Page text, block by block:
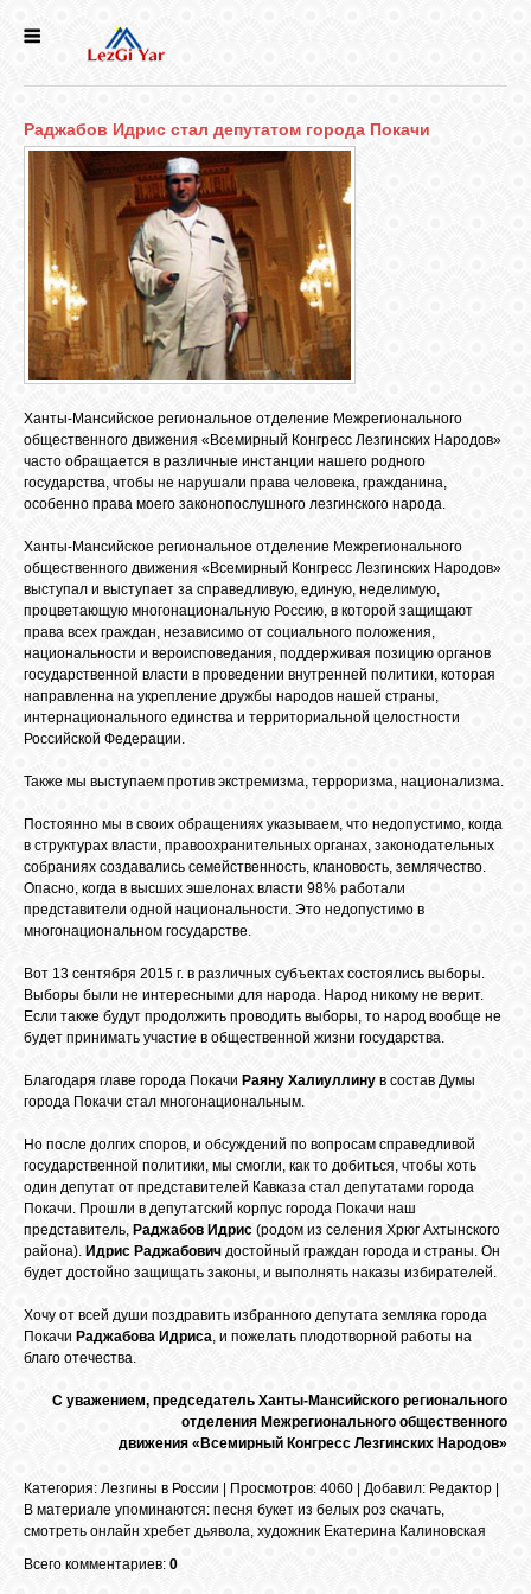
СЕЛА
ИСТОРИЯ
КУЛЬТУРА
ЛЕЗГИН
НАРОДЫ
ФОРУМ
ГОСТЕВАЯ
ФОТО
ВИДЕО
МУЗЫКА
ВОПРОСЫ /
ОТВЕТЫ
Раджабов Идрис стал депутатом города Покачи
Ханты-Мансийское региональное отделение Межрегионального
общественного движения «Всемирный Конгресс Лезгинских Народов»
часто обращается в различные инстанции нашего родного
государства, чтобы не нарушали права человека, гражданина,
особенно права моего законопослушного лезгинского народа.
Ханты-Мансийское региональное отделение Межрегионального
общественного движения «Всемирный Конгресс Лезгинских Народов»
выступал и выступает за справедливую, единую, неделимую,
процветающую многонациональную Россию, в которой защищают
права всех граждан, независимо от социального положения,
национальности и вероисповедания, поддерживая позицию органов
государственной власти в проведении внутренней политики, которая
направленна на укрепление дружбы народов нашей страны,
интернационального единства и территориальной целостности
Российской Федерации.
Также мы выступаем против экстремизма, терроризма, национализма.
Постоянно мы в своих обращениях указываем, что недопустимо, когда
в структурах власти, правоохранительных органах, законодательных
собраниях создавались семейственность, клановость, землячество.
Опасно, когда в высших эшелонах власти 98% работали
представители одной национальности. Это недопустимо в
многонациональном государстве.
Вот 13 сентября 2015 г. в различных субъектах состоялись выборы.
Выборы были не интересными для народа. Народ никому не верит.
Если также будут продолжить проводить выборы, то народ вообще не
будет принимать участие в общественной жизни государства.
Благодаря главе города Покачи Раяну Халиуллину в состав Думы
города Покачи стал многонациональным.
Но после долгих споров, и обсуждений по вопросам справедливой
государственной политики, мы смогли, как то добиться, чтобы хоть
один депутат от представителей Кавказа стал депутатами города
Покачи. Прошли в депутатский корпус города Покачи наш
представитель, Раджабов Идрис (родом из селения Хрюг Ахтынского
района). Идрис Раджабович достойный граждан города и страны. Он
будет достойно защищать законы, и выполнять наказы избирателей.
Хочу от всей души поздравить избранного депутата земляка города
Покачи Раджабова Идриса , и пожелать плодотворной работы на
благо отечества.
С уважением, председатель Ханты-Мансийского регионального
отделения Межрегионального общественного
движения «Всемирный Конгресс Лезгинских Народов»
Категория: Лезгины в России | Просмотров: 4060 | Добавил: Редактор |
В материале упоминаются: песня букет из белых роз скачать
смотреть онлайн хребет дьявола художник Екатерина Калиновская
Всего комментариев: 0